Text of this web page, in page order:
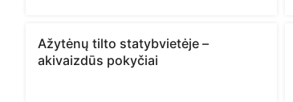
Ažytėnų tilto statybvietėje –
akivaizdūs pokyčiai